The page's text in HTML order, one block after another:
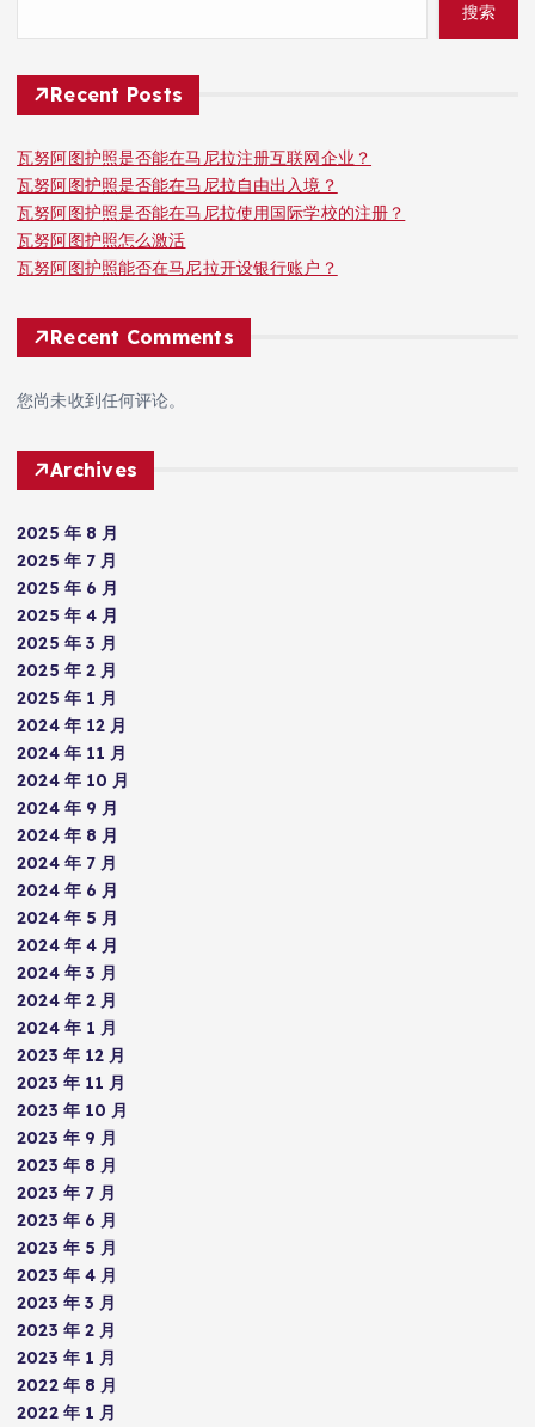
搜索
Recent Posts
瓦努阿图护照是否能在马尼拉注册互联网企业？
瓦努阿图护照是否能在马尼拉自由出入境？
瓦努阿图护照是否能在马尼拉使用国际学校的注册？
瓦努阿图护照怎么激活
瓦努阿图护照能否在马尼拉开设银行账户？
Recent Comments
您尚未收到任何评论。
Archives
2025 年 8 月
2025 年 7 月
2025 年 6 月
2025 年 4 月
2025 年 3 月
2025 年 2 月
2025 年 1 月
2024 年 12 月
2024 年 11 月
2024 年 10 月
2024 年 9 月
2024 年 8 月
2024 年 7 月
2024 年 6 月
2024 年 5 月
2024 年 4 月
2024 年 3 月
2024 年 2 月
2024 年 1 月
2023 年 12 月
2023 年 11 月
2023 年 10 月
2023 年 9 月
2023 年 8 月
2023 年 7 月
2023 年 6 月
2023 年 5 月
2023 年 4 月
2023 年 3 月
2023 年 2 月
2023 年 1 月
2022 年 8 月
2022 年 1 月